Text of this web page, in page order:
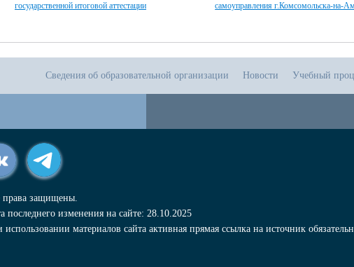
государственной итоговой аттестации
самоуправления г.Комсомольска-на-
Сведения об образовательной организации Новости Учебный
права защищены.
последнего изменения на сайте: 28.10.2025
использовании материалов сайта активная прямая ссылка на источник